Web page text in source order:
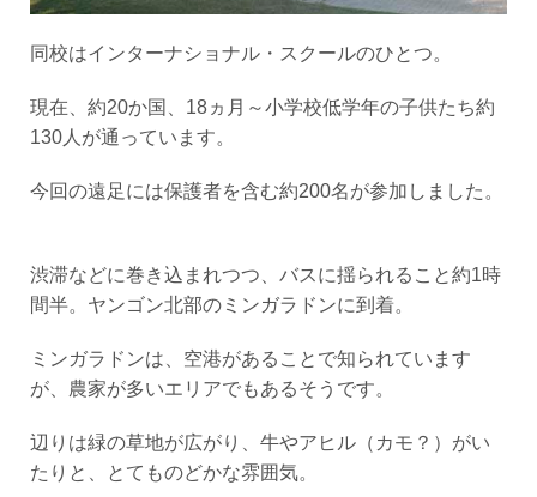
同校はインターナショナル・スクールのひとつ。
現在、約20か国、18ヵ月～小学校低学年の子供たち約
130人が通っています。
今回の遠足には保護者を含む約200名が参加しました。
渋滞などに巻き込まれつつ、バスに揺られること約1時
間半。ヤンゴン北部のミンガラドンに到着。
ミンガラドンは、空港があることで知られています
が、農家が多いエリアでもあるそうです。
辺りは緑の草地が広がり、牛やアヒル（カモ？）がい
たりと、とてものどかな雰囲気。